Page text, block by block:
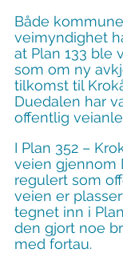
Både
veimyndighet
at Plan 133 ble
som om ny
tilkomst til
Duedalen har
offentlig
I Plan 352 –
veien gjennom
regulert som
veien er
tegnet inn i
den gjort noe
med fortau.